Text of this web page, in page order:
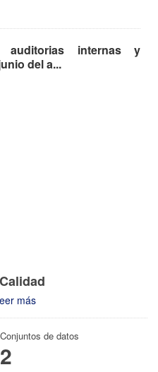
internas y
del a...
más
Conjuntos de datos
2